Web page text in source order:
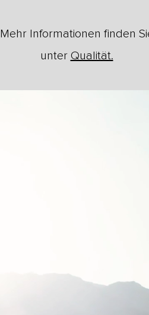
Mehr Informationen finden
unter Qualität.